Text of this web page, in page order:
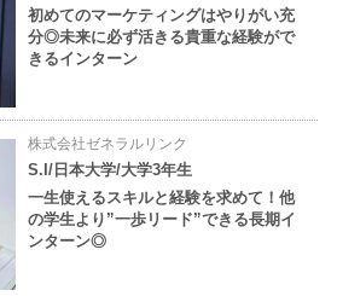
初めてのマーケティングはやりがい充
分◎未来に必ず活きる貴重な経験がで
きるインターン
株式会社ゼネラルリンク
S.I/日本大学/大学3年生
一生使えるスキルと経験を求めて！他
の学生より”一歩リード”できる長期イ
ンターン◎